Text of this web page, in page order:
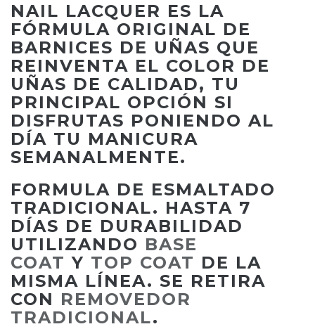
NAIL LACQUER ES LA
FÓRMULA ORIGINAL DE
BARNICES DE UÑAS QUE
REINVENTA EL COLOR DE
UÑAS DE CALIDAD, TU
PRINCIPAL OPCIÓN SI
DISFRUTAS PONIENDO AL
DÍA TU MANICURA
SEMANALMENTE.
FORMULA DE ESMALTADO
TRADICIONAL. HASTA 7
DÍAS DE DURABILIDAD
UTILIZANDO BASE
COAT Y TOP COAT DE LA
MISMA LÍNEA. SE RETIRA
CON REMOVEDOR
TRADICIONAL.